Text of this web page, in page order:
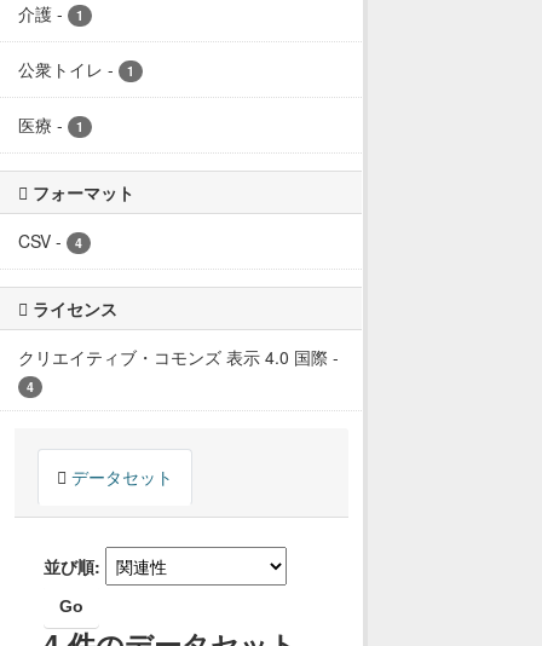
介護 - 1
公衆トイレ - 1
医療 - 1
フォーマット
CSV - 4
ライセンス
クリエイティブ・コモンズ 表示 4.0 国際 -
4
データセット
並び順
Go